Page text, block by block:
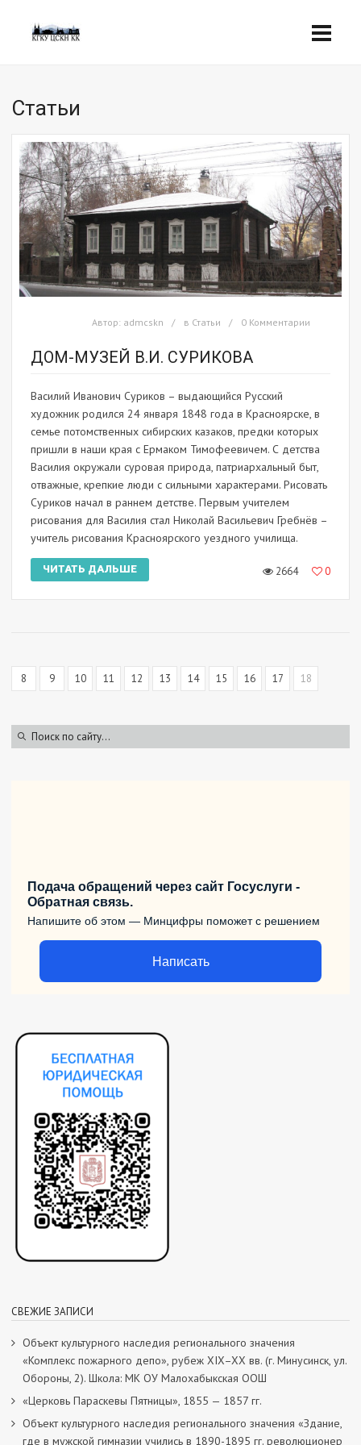
Статьи
Автор: admcskn в Статьи 0 Комментарии
ДОМ-МУЗЕЙ В.И. СУРИКОВА
Василий Иванович Суриков – выдающийся Русский
художник родился 24 января 1848 года в Красноярске, в
семье потомственных сибирских казаков, предки которых
пришли в наши края с Ермаком Тимофеевичем. С детства
Василия окружали суровая природа, патриархальный быт,
отважные, крепкие люди с сильными характерами. Рисовать
Суриков начал в раннем детстве. Первым учителем
рисования для Василия стал Николай Васильевич Гребнёв –
учитель рисования Красноярского уездного училища.
ЧИТАТЬ ДАЛЬШЕ 2664 0
8 9 10 11 12 13 14 15 16 17 18
Подача обращений через сайт Госуслуги -
Обратная связь.
Напишите об этом — Минцифры поможет с решением
Написать
СВЕЖИЕ ЗАПИСИ
Объект культурного наследия регионального значения
«Комплекс пожарного депо», рубеж XIX–XX вв. (г. Минусинск, ул.
Обороны, 2). Школа: МК ОУ Малохабыкская ООШ
«Церковь Параскевы Пятницы», 1855 — 1857 гг.
Объект культурного наследия регионального значения «Здание,
где в мужской гимназии учились в 1890-1895 гг. революционер